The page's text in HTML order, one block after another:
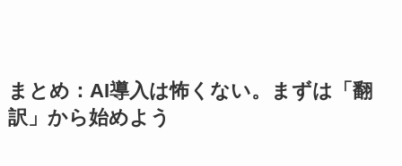
まとめ：AI導入は怖くない。まずは「翻
訳」から始めよう